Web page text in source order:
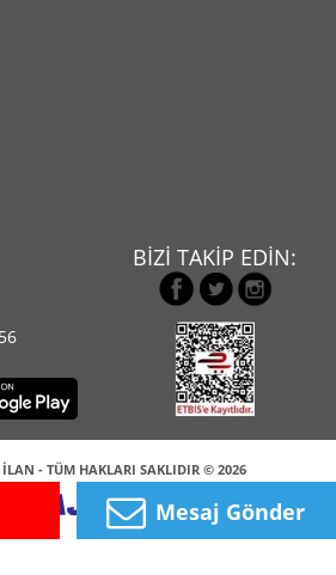
Mesaj Gönder
BİZİ TAKİP EDİN:
İLAN - TÜM HAKLARI SAKLIDIR © 2026